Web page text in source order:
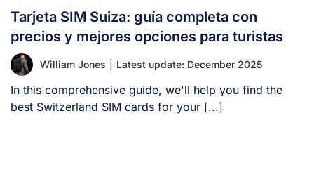
Tarjeta SIM Suiza: guía completa con
precios y mejores opciones para turistas
William Jones Latest update: December 2025
In this comprehensive guide, we'll help you find the
best Switzerland SIM cards for your [...]